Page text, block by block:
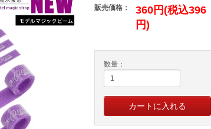
販売価格：
360円(税込396
円)
数量：